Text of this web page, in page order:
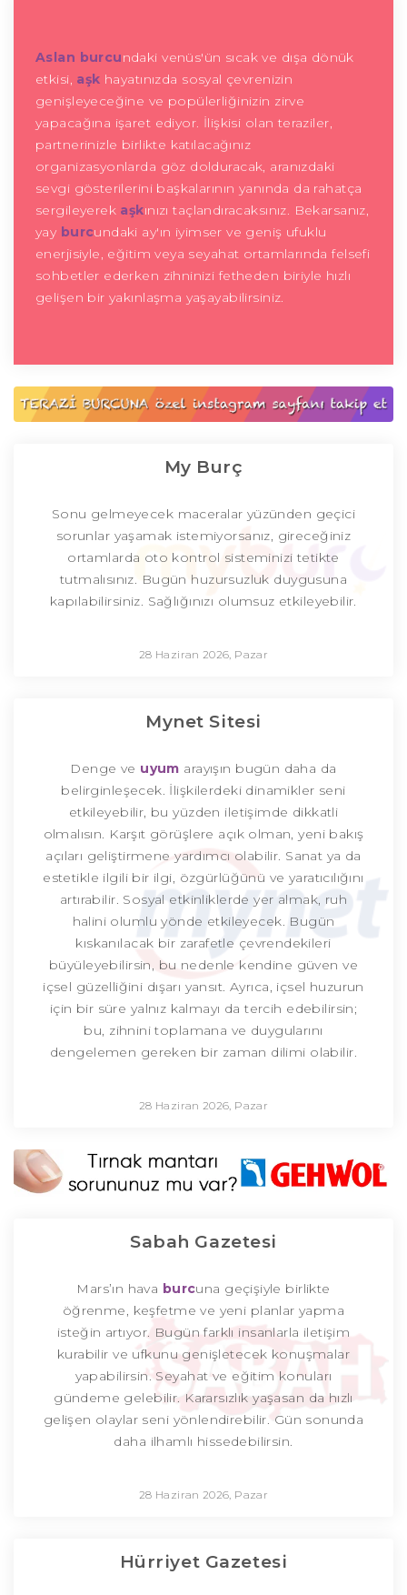
Aslan burcundaki venüs'ün sıcak ve dışa dönük
etkisi, aşk hayatınızda sosyal çevrenizin
genişleyeceğine ve popülerliğinizin zirve
yapacağına işaret ediyor. İlişkisi olan teraziler,
partnerinizle birlikte katılacağınız
organizasyonlarda göz dolduracak, aranızdaki
sevgi gösterilerini başkalarının yanında da rahatça
sergileyerek aşkınızı taçlandıracaksınız. Bekarsanız,
yay burcundaki ay'ın iyimser ve geniş ufuklu
enerjisiyle, eğitim veya seyahat ortamlarında felsefi
sohbetler ederken zihninizi fetheden biriyle hızlı
gelişen bir yakınlaşma yaşayabilirsiniz.
My Burç
Sonu gelmeyecek maceralar yüzünden geçici
sorunlar yaşamak istemiyorsanız, gireceğiniz
ortamlarda oto kontrol sisteminizi tetikte
tutmalısınız. Bugün huzursuzluk duygusuna
kapılabilirsiniz. Sağlığınızı olumsuz etkileyebilir.
28 Haziran 2026, Pazar
Mynet Sitesi
Denge ve uyum arayışın bugün daha da
belirginleşecek. İlişkilerdeki dinamikler seni
etkileyebilir, bu yüzden iletişimde dikkatli
olmalısın. Karşıt görüşlere açık olman, yeni bakış
açıları geliştirmene yardımcı olabilir. Sanat ya da
estetikle ilgili bir ilgi, özgürlüğünü ve yaratıcılığını
artırabilir. Sosyal etkinliklerde yer almak, ruh
halini olumlu yönde etkileyecek. Bugün
kıskanılacak bir zarafetle çevrendekileri
büyüleyebilirsin, bu nedenle kendine güven ve
içsel güzelliğini dışarı yansıt. Ayrıca, içsel huzurun
için bir süre yalnız kalmayı da tercih edebilirsin;
bu, zihnini toplamana ve duygularını
dengelemen gereken bir zaman dilimi olabilir.
28 Haziran 2026, Pazar
Sabah Gazetesi
Mars’ın hava burcuna geçişiyle birlikte
öğrenme, keşfetme ve yeni planlar yapma
isteğin artıyor. Bugün farklı insanlarla iletişim
kurabilir ve ufkunu genişletecek konuşmalar
yapabilirsin. Seyahat ve eğitim konuları
gündeme gelebilir. Kararsızlık yaşasan da hızlı
gelişen olaylar seni yönlendirebilir. Gün sonunda
daha ilhamlı hissedebilirsin.
28 Haziran 2026, Pazar
Hürriyet Gazetesi